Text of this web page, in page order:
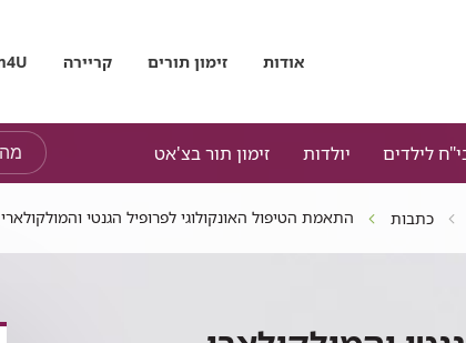
אודות זימון תורים קריירה
לילדים יולדות זימון תור בצ'אט
מה
ברצונך
כתבות התאמת הטיפול האונקולוגי לפרופיל הגנטי והמולקולארי